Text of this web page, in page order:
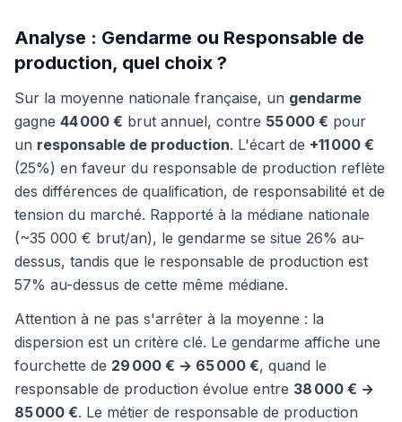
Analyse : Gendarme ou Responsable de
production, quel choix ?
Sur la moyenne nationale française, un gendarme
gagne 44 000 € brut annuel, contre 55 000 € pour
un responsable de production. L'écart de +11 000 €
(25%) en faveur du responsable de production reflète
des différences de qualification, de responsabilité et de
tension du marché. Rapporté à la médiane nationale
(~35 000 € brut/an), le gendarme se situe 26% au-
dessus, tandis que le responsable de production est
57% au-dessus de cette même médiane.
Attention à ne pas s'arrêter à la moyenne : la
dispersion est un critère clé. Le gendarme affiche une
fourchette de 29 000 € → 65 000 €, quand le
responsable de production évolue entre 38 000 € →
85 000 €. Le métier de responsable de production